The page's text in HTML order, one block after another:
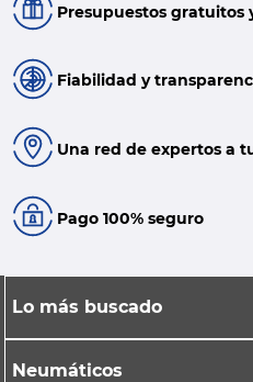
Presupuestos gratuitos
Fiabilidad y
Una red de expertos a
Pago 100% seguro
Lo más buscado
Neumáticos